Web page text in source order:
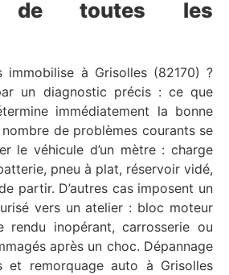
de toutes les
immobilise à Grisolles (82170) ?
un diagnostic précis : ce que
immédiatement la bonne
de problèmes courants se
le véhicule d’un mètre : charge
pneu à plat, réservoir vidé,
partir. D’autres cas imposent un
vers un atelier : bloc moteur
rendu inopérant, carrosserie ou
après un choc. Dépannage
et remorquage auto à Grisolles